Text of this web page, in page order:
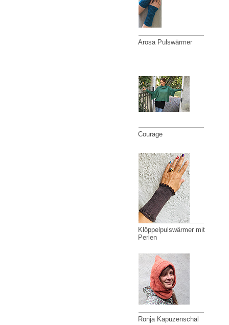
Arosa Pulswärmer
Courage
Klöppelpulswärmer mit
Perlen
Ronja Kapuzenschal